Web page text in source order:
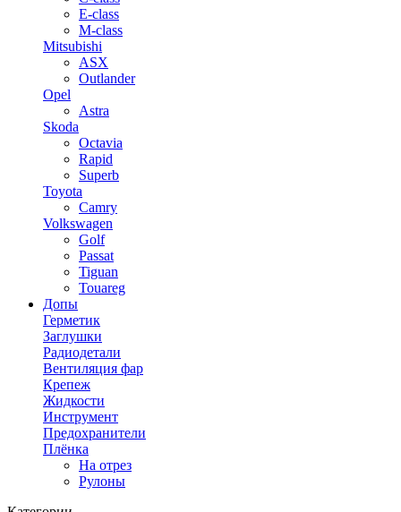
E-class
M-class
Mitsubishi
ASX
Outlander
Opel
Astra
Skoda
Octavia
Rapid
Superb
Toyota
Camry
Volkswagen
Golf
Passat
Tiguan
Touareg
Допы
Герметик
Заглушки
Радиодетали
Вентиляция фар
Крепеж
Жидкости
Инструмент
Предохранители
Плёнка
На отрез
Рулоны